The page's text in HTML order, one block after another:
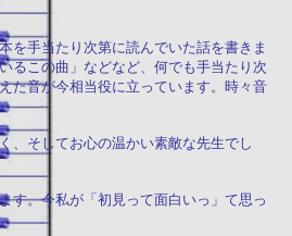
を手当たり次第に読んでいた話を書きま
るこの曲」などなど、何でも手当たり次
た音が今相当役に立っています。時々音
、そしてお心の温かい素敵な先生でし
す。今私が「初見って面白いっ」て思っ